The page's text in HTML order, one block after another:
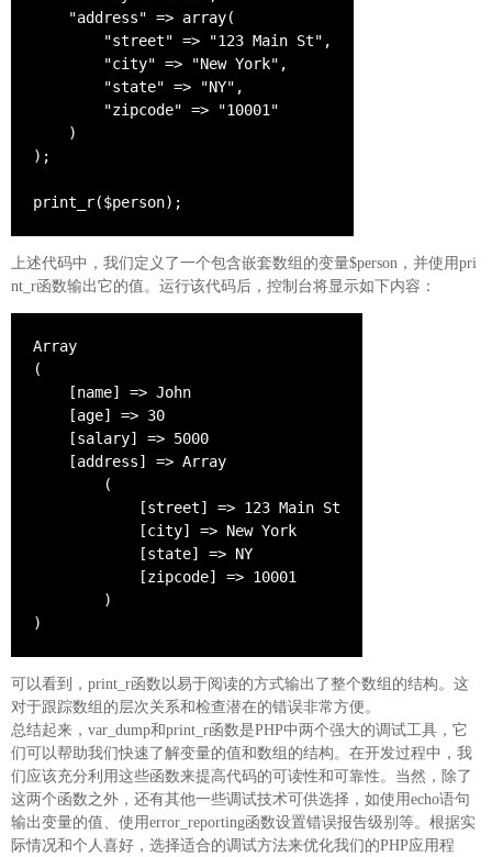
    "address" => array(
        "street" => "123 Main St",
        "city" => "New York",
        "state" => "NY",
        "zipcode" => "10001"
    )
);
print_r($person);
上述代码中，我们定义了一个包含嵌套数组的变量$person，并使用pri
nt_r函数输出它的值。运行该代码后，控制台将显示如下内容：
Array
(
    [name] => John
    [age] => 30
    [salary] => 5000
    [address] => Array
        (
            [street] => 123 Main St
            [city] => New York
            [state] => NY
            [zipcode] => 10001
        )
)
可以看到，print_r函数以易于阅读的方式输出了整个数组的结构。这
对于跟踪数组的层次关系和检查潜在的错误非常方便。
总结起来，var_dump和print_r函数是PHP中两个强大的调试工具，它
们可以帮助我们快速了解变量的值和数组的结构。在开发过程中，我
们应该充分利用这些函数来提高代码的可读性和可靠性。当然，除了
这两个函数之外，还有其他一些调试技术可供选择，如使用echo语句
输出变量的值、使用error_reporting函数设置错误报告级别等。根据实
际情况和个人喜好，选择适合的调试方法来优化我们的PHP应用程